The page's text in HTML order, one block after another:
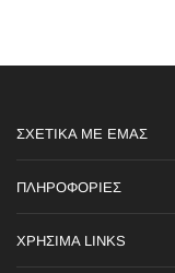
ΣΧΕΤΙΚΆ ΜΕ ΕΜΆΣ
ΠΛΗΡΟΦΟΡΙΕΣ
ΧΡΗΣΙΜΑ LINKS